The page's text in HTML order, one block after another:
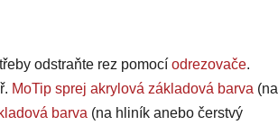
odstraňte rez pomocí odrezovače.
MoTip sprej akrylová základová barva (na
barva (na hliník anebo čerstvý